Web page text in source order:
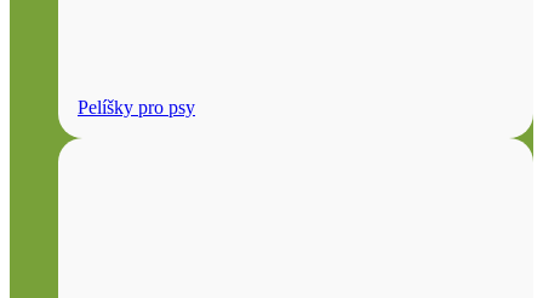
Pelíšky pro psy